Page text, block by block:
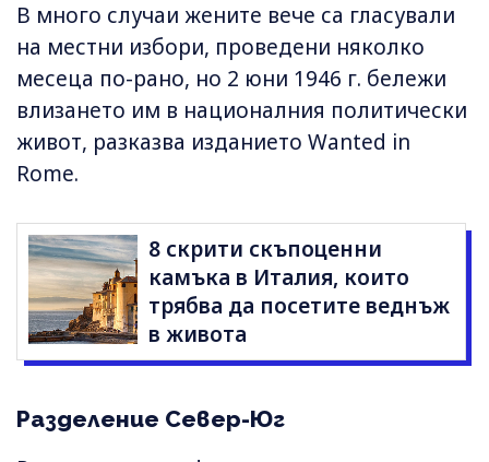
В много случаи жените вече са гласували
на местни избори, проведени няколко
месеца по-рано, но 2 юни 1946 г. бележи
влизането им в националния политически
живот, разказва изданието Wanted in
Rome.
8 скрити скъпоценни
камъка в Италия, които
трябва да посетите веднъж
в живота
Разделение Север-Юг